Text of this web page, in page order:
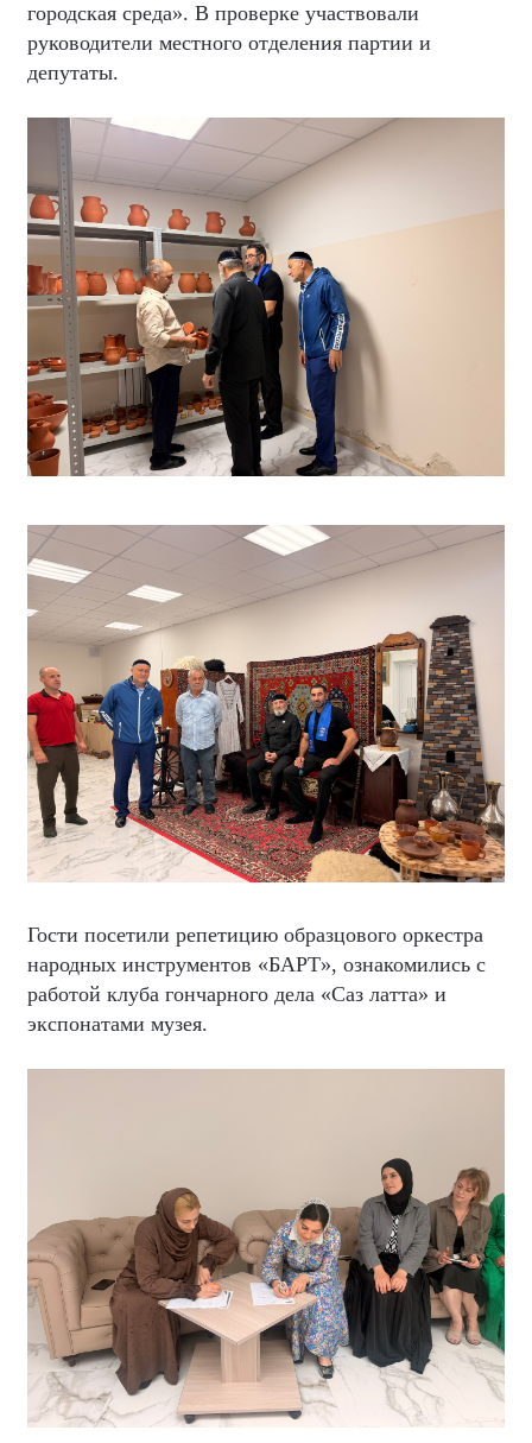
городская среда». В проверке участвовали
руководители местного отделения партии и
депутаты.
Гости посетили репетицию образцового оркестра
народных инструментов «БАРТ», ознакомились с
работой клуба гончарного дела «Саз латта» и
экспонатами музея.